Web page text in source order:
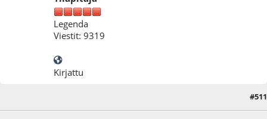
Legenda
Viestit: 9319
Kirjattu
#511